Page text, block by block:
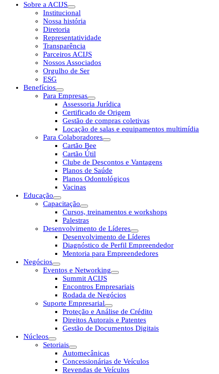
Sobre a ACIJS
Institucional
Nossa história
Diretoria
Representatividade
Transparência
Parceiros ACIJS
Nossos Associados
Orgulho de Ser
ESG
Benefícios
Para Empresas
Assessoria Jurídica
Certificado de Origem
Gestão de compras coletivas
Locação de salas e equipamentos multimídia
Para Colaboradores
Cartão Bee
Cartão Útil
Clube de Descontos e Vantagens
Planos de Saúde
Planos Odontológicos
Vacinas
Educação
Capacitação
Cursos, treinamentos e workshops
Palestras
Desenvolvimento de Líderes
Desenvolvimento de Líderes
Diagnóstico de Perfil Empreendedor
Mentoria para Empreendedores
Negócios
Eventos e Networking
Summit ACIJS
Encontros Empresariais
Rodada de Negócios
Suporte Empresarial
Proteção e Análise de Crédito
Direitos Autorais e Patentes
Gestão de Documentos Digitais
Núcleos
Setoriais
Automecânicas
Concessionárias de Veículos
Revendas de Veículos